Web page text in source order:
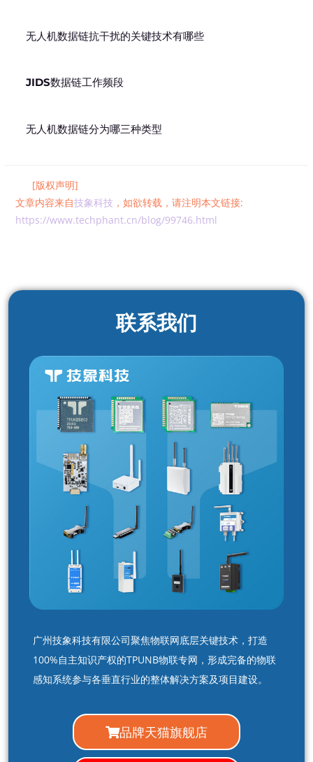
无人机数据链抗干扰的关键技术有哪些
JIDS数据链工作频段
无人机数据链分为哪三种类型
[版权声明]
文章内容来自技象科技 ，如欲转载，请注明本文链接:
https://www.techphant.cn/blog/99746.html
联系我们
广州技象科技有限公司聚焦物联网底层关键技术，打造
100%自主知识产权的TPUNB物联专网，形成完备的物联
感知系统参与各垂直行业的整体解决方案及项目建设。
品牌天猫旗舰店